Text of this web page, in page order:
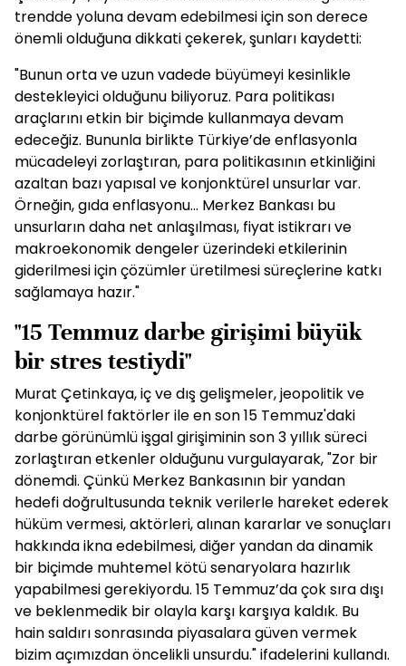
trendde yoluna devam edebilmesi için son derece
önemli olduğuna dikkati çekerek, şunları kaydetti:
"Bunun orta ve uzun vadede büyümeyi kesinlikle
destekleyici olduğunu biliyoruz. Para politikası
araçlarını etkin bir biçimde kullanmaya devam
edeceğiz. Bununla birlikte Türkiye’de enflasyonla
mücadeleyi zorlaştıran, para politikasının etkinliğini
azaltan bazı yapısal ve konjonktürel unsurlar var.
Örneğin, gıda enflasyonu... Merkez Bankası bu
unsurların daha net anlaşılması, fiyat istikrarı ve
makroekonomik dengeler üzerindeki etkilerinin
giderilmesi için çözümler üretilmesi süreçlerine katkı
sağlamaya hazır."
"15 Temmuz darbe girişimi büyük
bir stres testiydi"
Murat Çetinkaya, iç ve dış gelişmeler, jeopolitik ve
konjonktürel faktörler ile en son 15 Temmuz'daki
darbe görünümlü işgal girişiminin son 3 yıllık süreci
zorlaştıran etkenler olduğunu vurgulayarak, "Zor bir
dönemdi. Çünkü Merkez Bankasının bir yandan
hedefi doğrultusunda teknik verilerle hareket ederek
hüküm vermesi, aktörleri, alınan kararlar ve sonuçları
hakkında ikna edebilmesi, diğer yandan da dinamik
bir biçimde muhtemel kötü senaryolara hazırlık
yapabilmesi gerekiyordu. 15 Temmuz’da çok sıra dışı
ve beklenmedik bir olayla karşı karşıya kaldık. Bu
hain saldırı sonrasında piyasalara güven vermek
bizim açımızdan öncelikli unsurdu." ifadelerini kullandı.